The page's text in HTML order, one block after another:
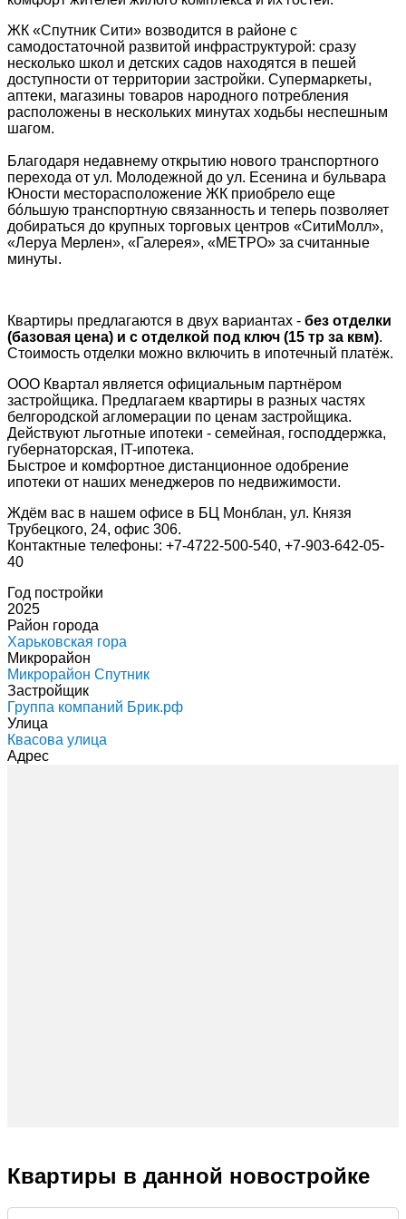
ЖК «Спутник Сити» возводится в районе с
самодостаточной развитой инфраструктурой: сразу
несколько школ и детских садов находятся в пешей
доступности от территории застройки. Супермаркеты,
аптеки, магазины товаров народного потребления
расположены в нескольких минутах ходьбы неспешным
шагом.
Благодаря недавнему открытию нового транспортного
перехода от ул. Молодежной до ул. Есенина и бульвара
Юности месторасположение ЖК приобрело еще
бóльшую транспортную связанность и теперь позволяет
добираться до крупных торговых центров «СитиМолл»,
«Леруа Мерлен», «Галерея», «МЕТРО» за считанные
минуты.
Квартиры предлагаются в двух вариантах - без отделки
(базовая цена) и с отделкой под ключ (15 тр за квм).
Стоимость отделки можно включить в ипотечный платёж.
ООО Квартал является официальным партнёром
застройщика. Предлагаем квартиры в разных частях
белгородской агломерации по ценам застройщика.
Действуют льготные ипотеки - семейная, господдержка,
губернаторская, IT-ипотека.
Быстрое и комфортное дистанционное одобрение
ипотеки от наших менеджеров по недвижимости.
Ждём вас в нашем офисе в БЦ Монблан, ул. Князя
Трубецкого, 24, офис 306.
Контактные телефоны: +7-4722-500-540, +7-903-642-05-
40
Год постройки
2025
Район города
Харьковская гора
Микрорайон
Микрорайон Спутник
Застройщик
Группа компаний Брик.рф
Улица
Квасова улица
Адрес
Квартиры в данной новостройке